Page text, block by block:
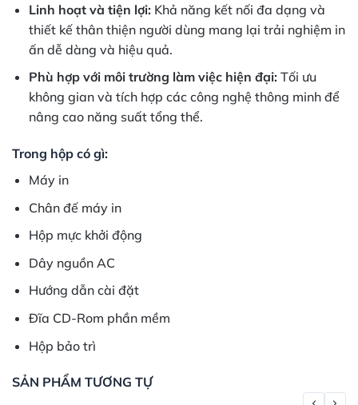
Linh hoạt và tiện lợi:Khả năng kết nối đa dạng và
thiết kế thân thiện người dùng mang lại trải nghiệm in
ấn dễ dàng và hiệu quả.
Phù hợp với môi trường làm việc hiện đại:Tối ưu
không gian và tích hợp các công nghệ thông minh để
nâng cao năng suất tổng thể.
Trong hộp có gì:
Máy in
Chân đế máy in
Hộp mực khởi động
Dây nguồn AC
Hướng dẫn cài đặt
Đĩa CD-Rom phần mềm
Hộp bảo trì
SẢN PHẨM TƯƠNG TỰ